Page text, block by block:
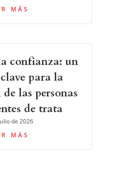
MÁS
confianza: un
para la
las personas
de trata
de 2026
MÁS